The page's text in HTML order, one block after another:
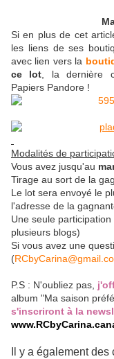
Si en plus de cet
les liens de ses
avec lien vers la
ce lot , la dernière
Papiers Pandore !
Modalités de
Vous avez jusqu'au
Tirage au sort de la
Le lot sera envoyé le
l'adresse de la
Une seule
plusieurs blogs)
Si vous avez une
(
P.S : N'oubliez pas,
album "Ma saison
s'inscriront à la
Il y a également